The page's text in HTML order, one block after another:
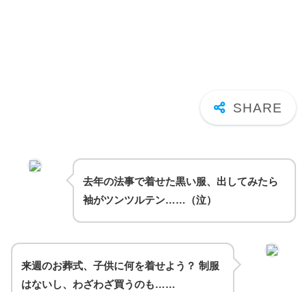
去年の法事で着せた黒い服、出してみたら
袖がツンツルテン……（泣）
来週のお葬式、子供に何を着せよう？ 制服
はないし、わざわざ買うのも……